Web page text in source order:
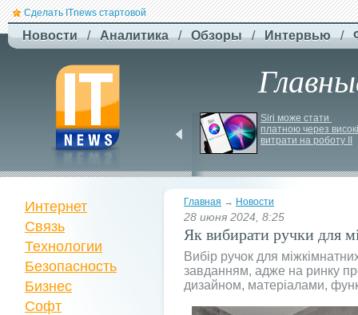
Сделать ITnews стартовой
Новости / Аналитика / Обзоры / Интервью /
нової серії станцій -
STREAM 5000
Siri може стати
платною через високі
витрати на роботу ІІ
Главная → Новости
28 июня 2024, 8:25
Як вибирати ручки для
Вибір ручок для
завданням, адже на ринку
дизайном, матеріалами,
Интернет
Связь
Технологии
Безопасность
Бизнес
Софт